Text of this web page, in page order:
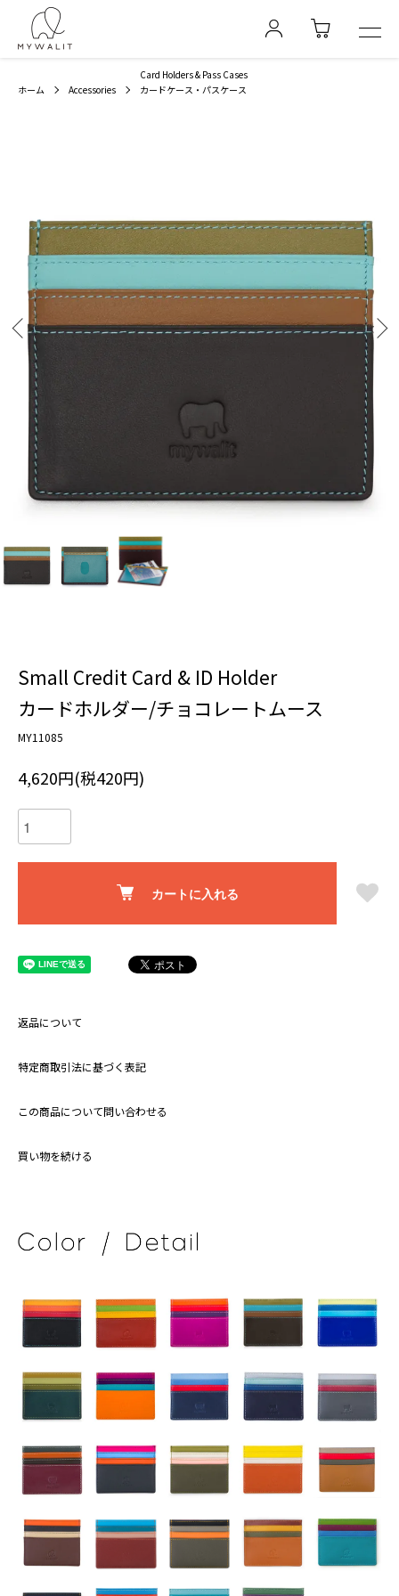
ホーム Accessories
Card Holders & Pass Cases
カードケース・パスケース
Small Credit Card & ID Holder
カードホルダー/チョコレートムース
MY11085
4,620円(税420円)
カートに入れる
返品について
特定商取引法に基づく表記
この商品について問い合わせる
買い物を続ける